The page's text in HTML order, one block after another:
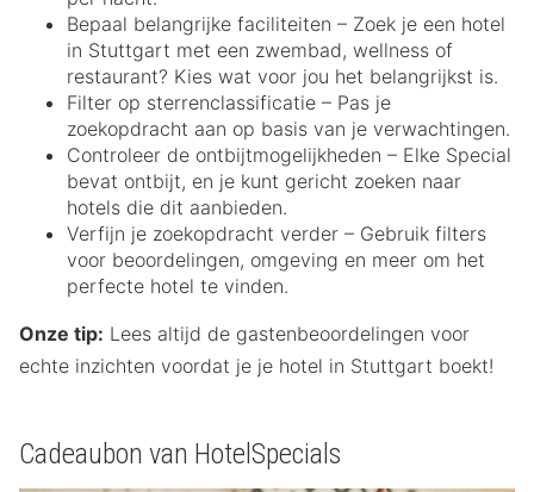
Bepaal belangrijke faciliteiten – Zoek je een hotel
in Stuttgart met een zwembad, wellness of
restaurant? Kies wat voor jou het belangrijkst is.
Filter op sterrenclassificatie – Pas je
zoekopdracht aan op basis van je verwachtingen.
Controleer de ontbijtmogelijkheden – Elke Special
bevat ontbijt, en je kunt gericht zoeken naar
hotels die dit aanbieden.
Verfijn je zoekopdracht verder – Gebruik filters
voor beoordelingen, omgeving en meer om het
perfecte hotel te vinden.
Onze tip: Lees altijd de gastenbeoordelingen voor
echte inzichten voordat je je hotel in Stuttgart boekt!
Cadeaubon van HotelSpecials